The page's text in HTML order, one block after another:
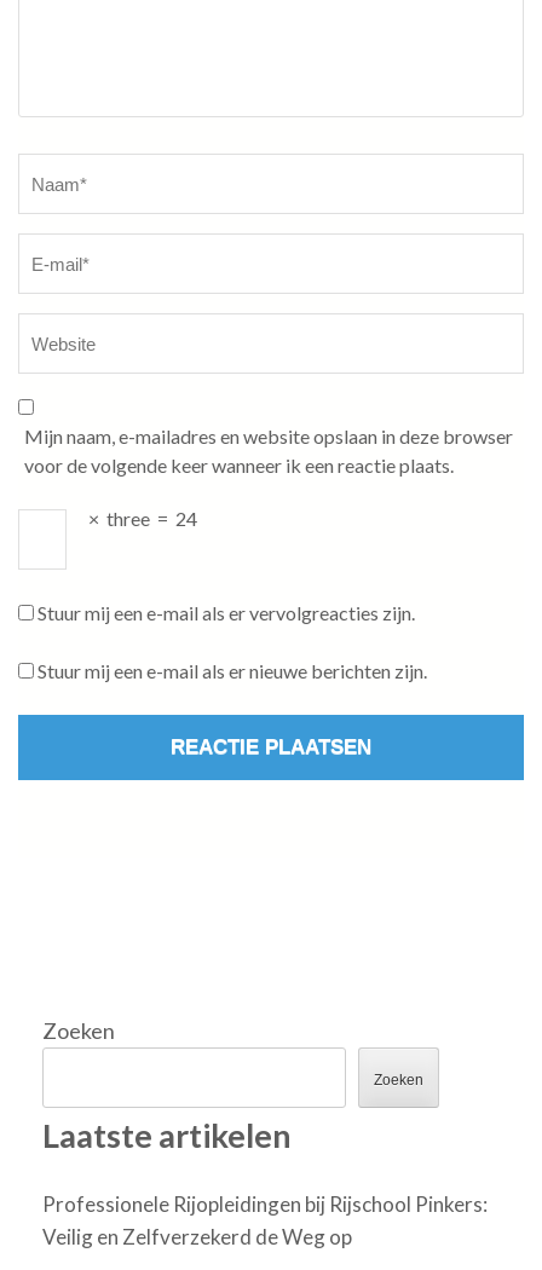
Mijn naam, e-mailadres en website opslaan in deze browser
voor de volgende keer wanneer ik een reactie plaats.
× three = 24
Stuur mij een e-mail als er vervolgreacties zijn.
Stuur mij een e-mail als er nieuwe berichten zijn.
Zoeken
Zoeken
Laatste artikelen
Professionele Rijopleidingen bij Rijschool Pinkers:
Veilig en Zelfverzekerd de Weg op